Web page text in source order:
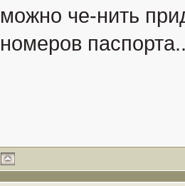
можно че-нить
номеров